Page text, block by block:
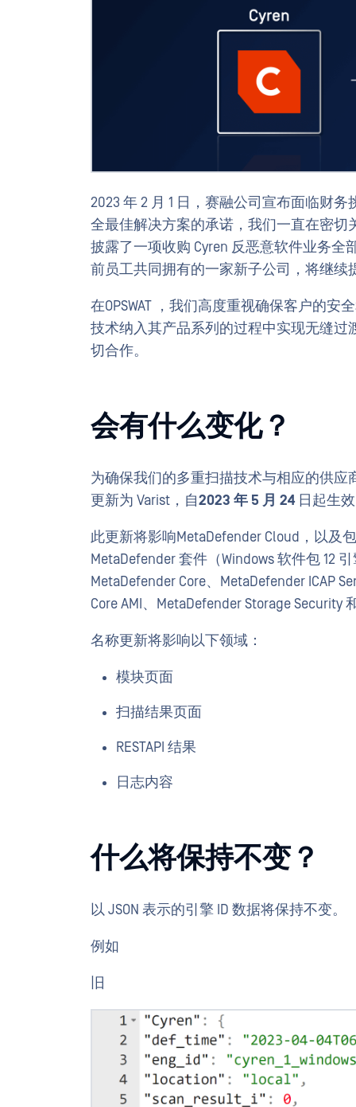
2023 年 2 月 1 日，赛融公司宣布面临财
全最佳解决方案的承诺，我们一直在密切
披露了一项收购 Cyren 反恶意软件业务全
前员工共同拥有的一家新子公司，将继续
在OPSWAT ，我们高度重视确保客户的安
技术纳入其产品系列的过程中实现无缝过
切合作。
会有什么变化？
为确保我们的多重扫描技术与相应的供应
更新为 Varist，自2023 年 5 月 24日起生
此更新将影响MetaDefender Cloud，以及
MetaDefender 套件（Windows 软件包 12
MetaDefender Core、MetaDefender ICAP
Core AMI、MetaDefender Storage Security
名称更新将影响以下领域：
模块页面
扫描结果页面
RESTAPI 结果
日志内容
什么将保持不变？
以 JSON 表示的引擎 ID 数据将保持不变。
例如
旧